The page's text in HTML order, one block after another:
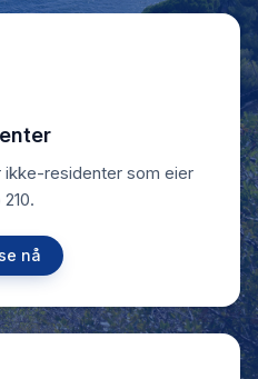
residenter som eier
nå